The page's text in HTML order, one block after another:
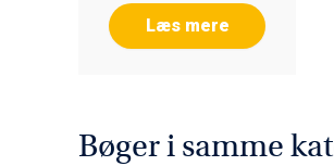
Læs mere
Bøger i samme